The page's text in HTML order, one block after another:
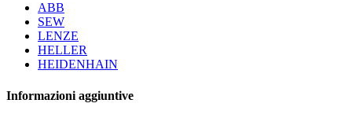
ABB
SEW
LENZE
HELLER
HEIDENHAIN
Informazioni aggiuntive